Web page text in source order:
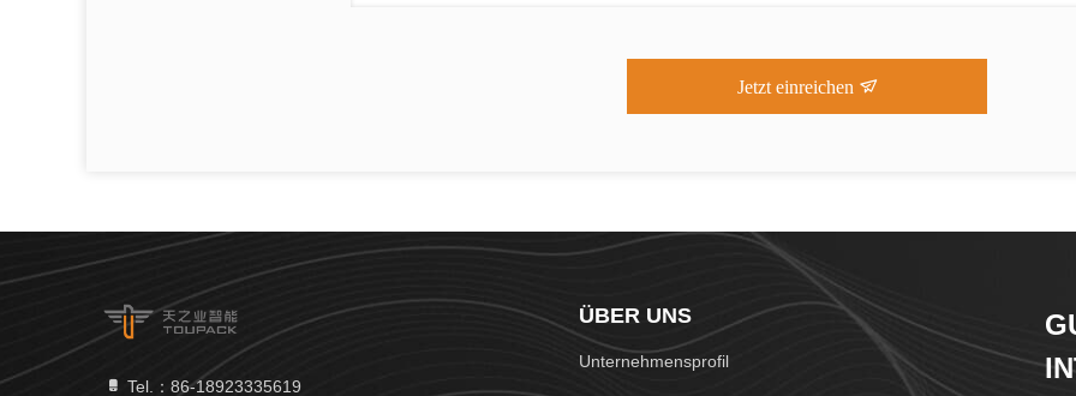
Jetzt einreichen
Tel.：86-18923335619
ÜBER UNS
Unternehmensprofil